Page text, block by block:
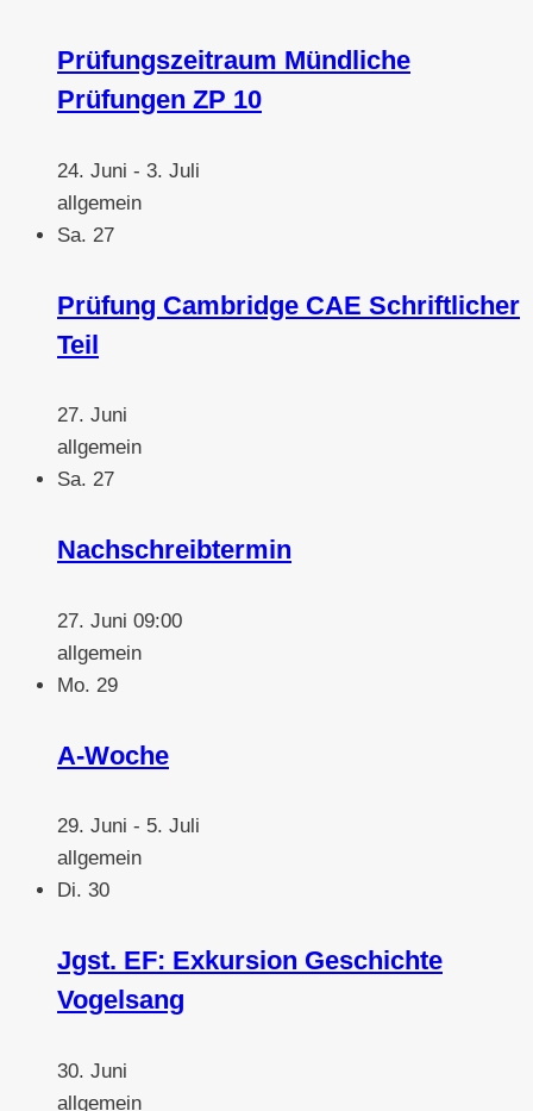
Prüfungszeitraum Mündliche
Prüfungen ZP 10
24. Juni - 3. Juli
allgemein
Sa. 27
Prüfung Cambridge CAE Schriftlicher
Teil
27. Juni
allgemein
Sa. 27
Nachschreibtermin
27. Juni 09:00
allgemein
Mo. 29
A-Woche
29. Juni - 5. Juli
allgemein
Di. 30
Jgst. EF: Exkursion Geschichte
Vogelsang
30. Juni
allgemein